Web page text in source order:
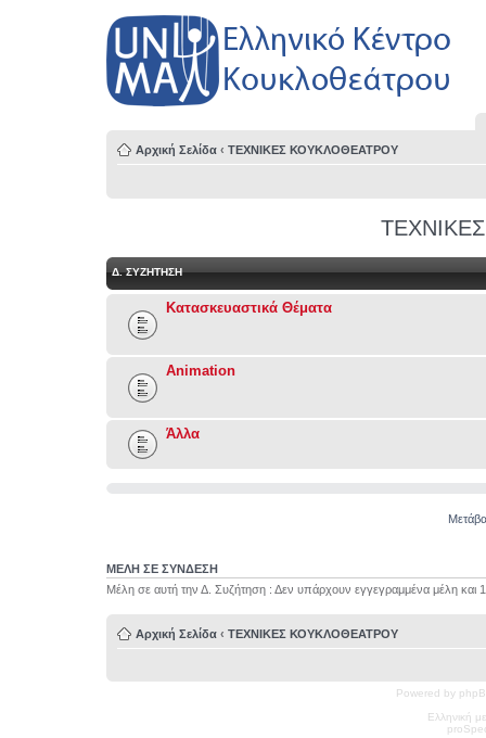
Αρχική Σελίδα ‹ ΤΕΧΝΙΚΕΣ ΚΟΥΚΛΟΘΕΑΤΡΟΥ
Δ. ΣΥΖΉΤΗΣΗ
Κατασκευαστικά Θέματα
Animation
Άλλα
ΜΕΛΗ ΣΕ ΣΥΝΔΕΣΗ
Μέλη σε αυτή την Δ. Συζήτηση : Δεν υπάρχουν εγγεγραμμένα μέλη και
Αρχική Σελίδα ‹ ΤΕΧΝΙΚΕΣ ΚΟΥΚΛΟΘΕΑΤΡΟΥ
Powered by
Ελληνική
pro